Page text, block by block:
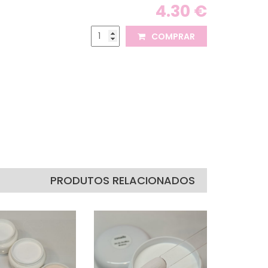
4.30 €
COMPRAR
PRODUTOS RELACIONADOS